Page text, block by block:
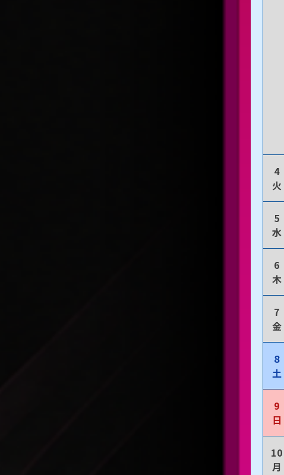
4
火
5
水
6
木
7
金
8
土
9
日
10
月